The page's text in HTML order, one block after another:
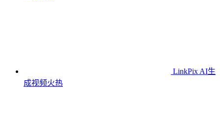
LinkPix AI生
成视频火热